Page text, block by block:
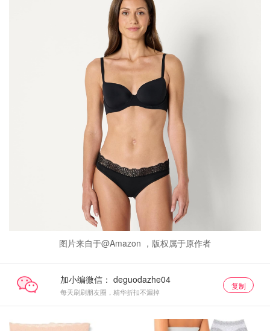
图片来自于@Amazon ，版权属于原作者
加小编微信：
每天刷刷朋友圈，精华折扣不漏掉
复制